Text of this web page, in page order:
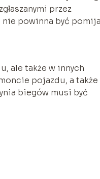
przez
powinna być
ale także w innych
pojazdu, a także
biegów musi być